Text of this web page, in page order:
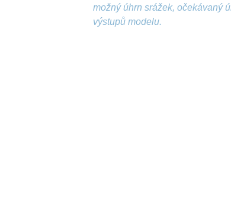
možný úhrn srážek, očekávaný
výstupů modelu.